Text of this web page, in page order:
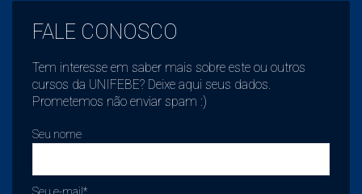
FALE CONOSCO
Tem interesse em saber mais sobre este ou outros
cursos da UNIFEBE? Deixe aqui seus dados.
Prometemos não enviar spam :)
Seu nome